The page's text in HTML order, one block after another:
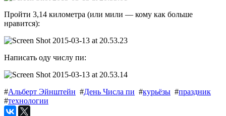
Пройти 3,14 километра (или мили — кому как больше
нравится):
Написать оду числу пи:
#Альберт Эйнштейн #День Числа пи #курьёзы #праздник
#технологии